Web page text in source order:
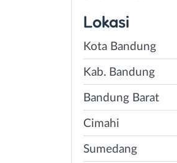
Lokasi
Kota Bandung
Kab. Bandung
Bandung Barat
Cimahi
Sumedang